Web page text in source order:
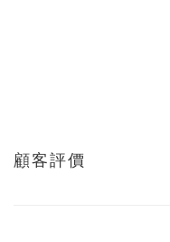
顧客評價